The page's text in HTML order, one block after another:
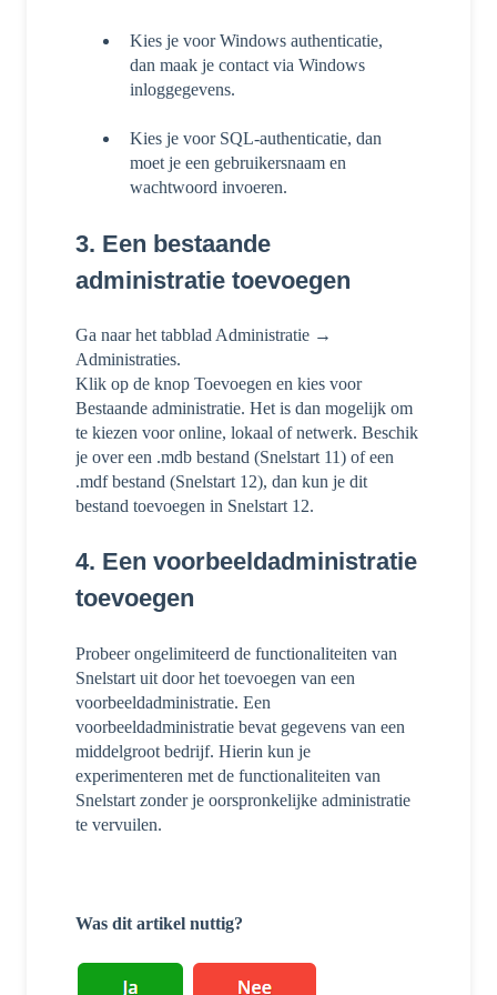
Kies je voor Windows authenticatie,
dan maak je contact via Windows
inloggegevens.
Kies je voor SQL-authenticatie, dan
moet je een gebruikersnaam en
wachtwoord invoeren.
3. Een bestaande
administratie toevoegen
Ga naar het tabblad Administratie →
Administraties.
Klik op de knop Toevoegen en kies voor
Bestaande administratie. Het is dan mogelijk om
te kiezen voor online, lokaal of netwerk. Beschik
je over een .mdb bestand (Snelstart 11) of een
.mdf bestand (Snelstart 12), dan kun je dit
bestand toevoegen in Snelstart 12.
4. Een voorbeeldadministratie
toevoegen
Probeer ongelimiteerd de functionaliteiten van
Snelstart uit door het toevoegen van een
voorbeeldadministratie. Een
voorbeeldadministratie bevat gegevens van een
middelgroot bedrijf. Hierin kun je
experimenteren met de functionaliteiten van
Snelstart zonder je oorspronkelijke administratie
te vervuilen.
Was dit artikel nuttig?